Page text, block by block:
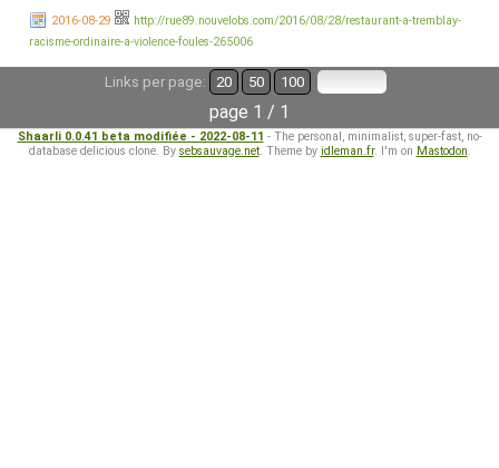
2016-08-29
http://rue89.nouvelobs.com/2016/08/28/restaurant-a-tremblay-
racisme-ordinaire-a-violence-foules-265006
Links per page: 20 50 100
page 1 / 1
Shaarli 0.0.41 beta modifiée - 2022-08-11 - The personal, minimalist, super-fast, no-
database delicious clone. By sebsauvage.net. Theme by idleman.fr. I'm on Mastodon.